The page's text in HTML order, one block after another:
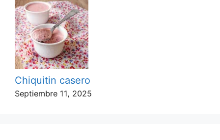
Chiquitin casero
Septiembre 11, 2025